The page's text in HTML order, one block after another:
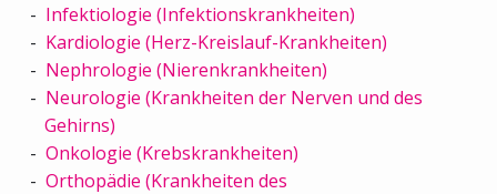
Infektiologie (Infektionskrankheiten)
Kardiologie (Herz-Kreislauf-Krankheiten)
Nephrologie (Nierenkrankheiten)
Neurologie (Krankheiten der Nerven und des
Gehirns)
Onkologie (Krebskrankheiten)
Orthopädie (Krankheiten des